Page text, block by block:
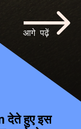
देते हुए इस
आगे पढ़ें